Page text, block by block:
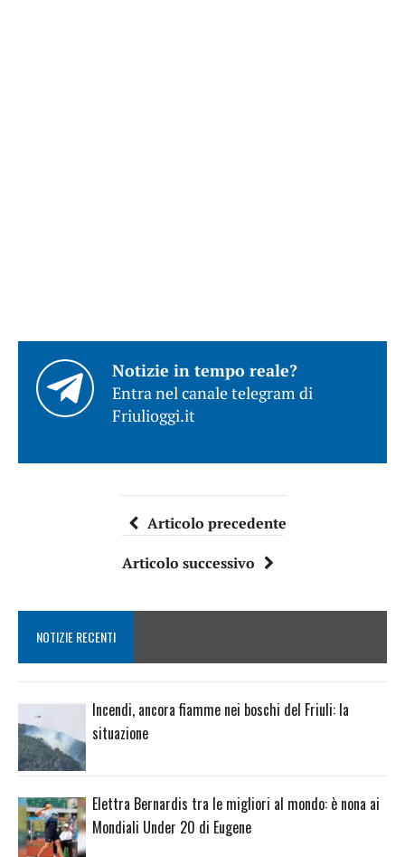
Notizie in tempo reale?
Entra nel canale telegram di
Friulioggi.it
Articolo precedente
Articolo successivo
NOTIZIE RECENTI
Incendi, ancora fiamme nei boschi del Friuli: la
situazione
Elettra Bernardis tra le migliori al mondo: è nona ai
Mondiali Under 20 di Eugene